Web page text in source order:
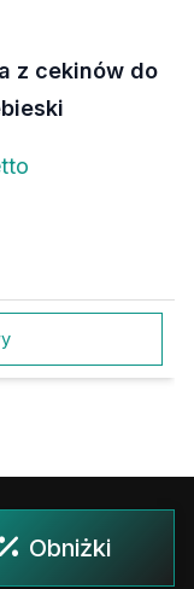
z cekinów do
Obniżki